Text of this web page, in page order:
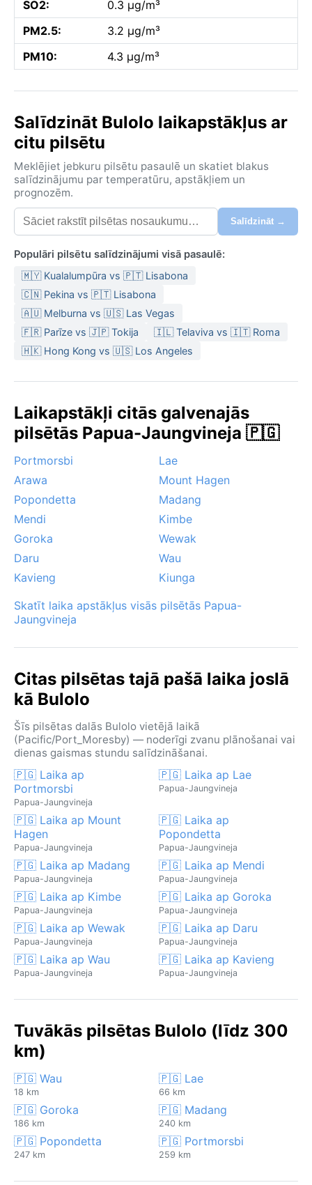
SO2:
0.3 µg/m³
PM2.5:
3.2 µg/m³
PM10:
4.3 µg/m³
Salīdzināt Bulolo laikapstākļus ar
citu pilsētu
Meklējiet jebkuru pilsētu pasaulē un skatiet blakus
salīdzinājumu par temperatūru, apstākļiem un
prognozēm.
Salīdzināt →
Populāri pilsētu salīdzinājumi visā pasaulē:
🇲🇾 Kualalumpūra vs 🇵🇹 Lisabona
🇨🇳 Pekina vs 🇵🇹 Lisabona
🇦🇺 Melburna vs 🇺🇸 Las Vegas
🇫🇷 Parīze vs 🇯🇵 Tokija
🇮🇱 Telaviva vs 🇮🇹 Roma
🇭🇰 Hong Kong vs 🇺🇸 Los Angeles
Laikapstākļi citās galvenajās
pilsētās Papua-Jaungvineja 🇵🇬
Portmorsbi
Lae
Arawa
Mount Hagen
Popondetta
Madang
Mendi
Kimbe
Goroka
Wewak
Daru
Wau
Kavieng
Kiunga
Skatīt laika apstākļus visās pilsētās Papua-
Jaungvineja
Citas pilsētas tajā pašā laika joslā
kā Bulolo
Šīs pilsētas dalās Bulolo vietējā laikā
(Pacific/Port_Moresby) — noderīgi zvanu plānošanai vai
dienas gaismas stundu salīdzināšanai.
🇵🇬 Laika ap
Portmorsbi
Papua-Jaungvineja
🇵🇬 Laika ap Lae
Papua-Jaungvineja
🇵🇬 Laika ap Mount
Hagen
Papua-Jaungvineja
🇵🇬 Laika ap
Popondetta
Papua-Jaungvineja
🇵🇬 Laika ap Madang
Papua-Jaungvineja
🇵🇬 Laika ap Mendi
Papua-Jaungvineja
🇵🇬 Laika ap Kimbe
Papua-Jaungvineja
🇵🇬 Laika ap Goroka
Papua-Jaungvineja
🇵🇬 Laika ap Wewak
Papua-Jaungvineja
🇵🇬 Laika ap Daru
Papua-Jaungvineja
🇵🇬 Laika ap Wau
Papua-Jaungvineja
🇵🇬 Laika ap Kavieng
Papua-Jaungvineja
Tuvākās pilsētas Bulolo (līdz 300
km)
🇵🇬 Wau
18 km
🇵🇬 Lae
66 km
🇵🇬 Goroka
186 km
🇵🇬 Madang
240 km
🇵🇬 Popondetta
247 km
🇵🇬 Portmorsbi
259 km